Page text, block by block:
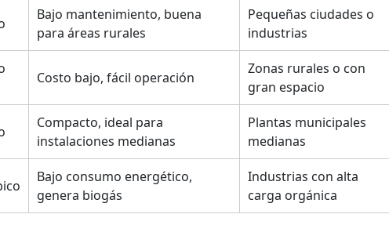
Bajo mantenimiento, buena
para áreas rurales
Pequeñas ciudades o
industrias
Costo bajo, fácil operación
Zonas rurales o con
gran espacio
Compacto, ideal para
instalaciones medianas
Plantas municipales
medianas
Bajo consumo energético,
genera biogás
Industrias con alta
carga orgánica